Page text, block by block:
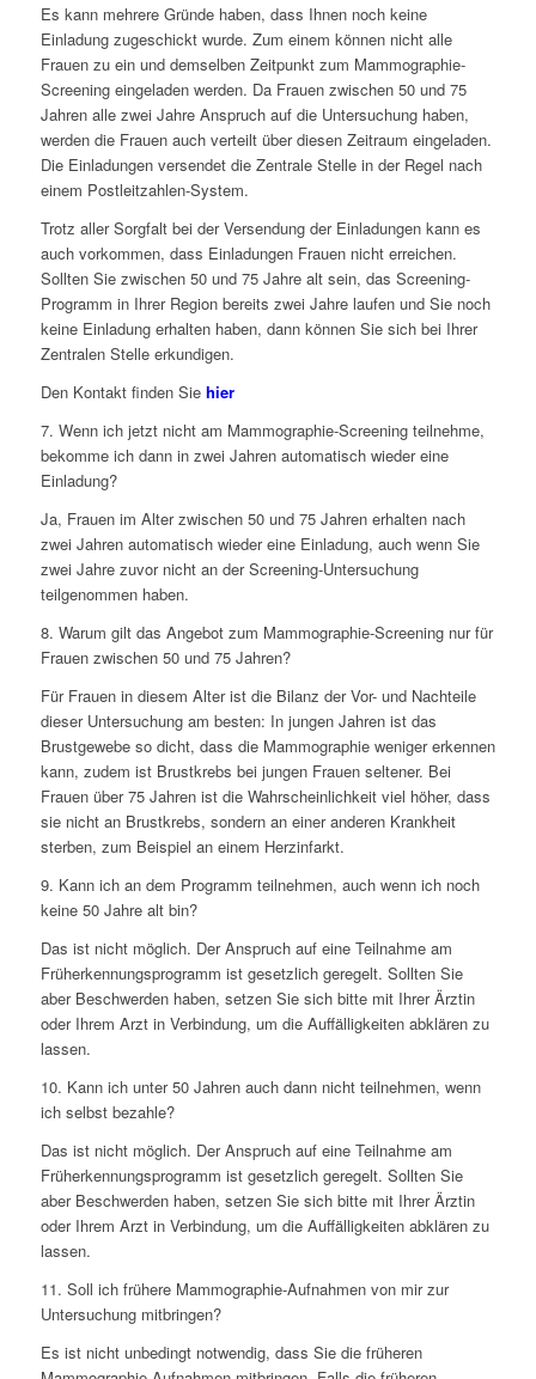
Es kann mehrere Gründe haben, dass Ihnen noch keine
Einladung zugeschickt wurde. Zum einem können nicht alle
Frauen zu ein und demselben Zeitpunkt zum Mammographie-
Screening eingeladen werden. Da Frauen zwischen 50 und 75
Jahren alle zwei Jahre Anspruch auf die Untersuchung haben,
werden die Frauen auch verteilt über diesen Zeitraum eingeladen.
Die Einladungen versendet die Zentrale Stelle in der Regel nach
einem Postleitzahlen-System.
Trotz aller Sorgfalt bei der Versendung der Einladungen kann es
auch vorkommen, dass Einladungen Frauen nicht erreichen.
Sollten Sie zwischen 50 und 75 Jahre alt sein, das Screening-
Programm in Ihrer Region bereits zwei Jahre laufen und Sie noch
keine Einladung erhalten haben, dann können Sie sich bei Ihrer
Zentralen Stelle erkundigen.
Den Kontakt finden Sie hier
7. Wenn ich jetzt nicht am Mammographie-Screening teilnehme,
bekomme ich dann in zwei Jahren automatisch wieder eine
Einladung?
Ja, Frauen im Alter zwischen 50 und 75 Jahren erhalten nach
zwei Jahren automatisch wieder eine Einladung, auch wenn Sie
zwei Jahre zuvor nicht an der Screening-Untersuchung
teilgenommen haben.
8. Warum gilt das Angebot zum Mammographie-Screening nur für
Frauen zwischen 50 und 75 Jahren?
Für Frauen in diesem Alter ist die Bilanz der Vor- und Nachteile
dieser Untersuchung am besten: In jungen Jahren ist das
Brustgewebe so dicht, dass die Mammographie weniger erkennen
kann, zudem ist Brustkrebs bei jungen Frauen seltener. Bei
Frauen über 75 Jahren ist die Wahrscheinlichkeit viel höher, dass
sie nicht an Brustkrebs, sondern an einer anderen Krankheit
sterben, zum Beispiel an einem Herzinfarkt.
9. Kann ich an dem Programm teilnehmen, auch wenn ich noch
keine 50 Jahre alt bin?
Das ist nicht möglich. Der Anspruch auf eine Teilnahme am
Früherkennungsprogramm ist gesetzlich geregelt. Sollten Sie
aber Beschwerden haben, setzen Sie sich bitte mit Ihrer Ärztin
oder Ihrem Arzt in Verbindung, um die Auffälligkeiten abklären zu
lassen.
10. Kann ich unter 50 Jahren auch dann nicht teilnehmen, wenn
ich selbst bezahle?
Das ist nicht möglich. Der Anspruch auf eine Teilnahme am
Früherkennungsprogramm ist gesetzlich geregelt. Sollten Sie
aber Beschwerden haben, setzen Sie sich bitte mit Ihrer Ärztin
oder Ihrem Arzt in Verbindung, um die Auffälligkeiten abklären zu
lassen.
11. Soll ich frühere Mammographie-Aufnahmen von mir zur
Untersuchung mitbringen?
Es ist nicht unbedingt notwendig, dass Sie die früheren